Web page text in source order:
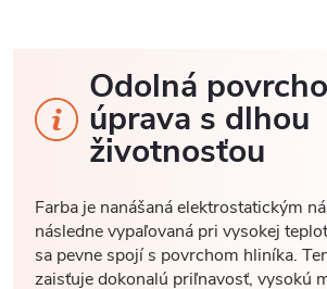
Odolná
úprava s dlhou
životnosťou
Farba je nanášaná elektrostatickým
následne vypaľovaná pri vysokej
sa pevne spojí s povrchom hliníka.
zaisťuje dokonalú priľnavosť, vysokú